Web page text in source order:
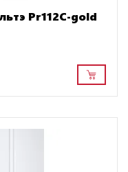
Pr112C-gold